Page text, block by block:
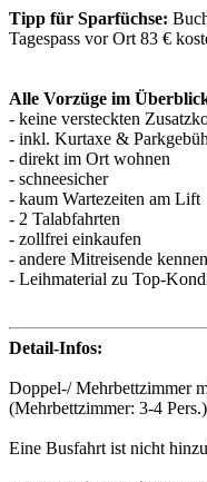
Tipp für Sparfüchse:
Tagespass vor Ort 83 €
Alle Vorzüge im
- keine versteckten
- inkl. Kurtaxe &
- direkt im Ort wohnen
- schneesicher
- kaum Wartezeiten am Lift
- 2 Talabfahrten
- zollfrei einkaufen
- andere Mitreisende
- Leihmaterial zu Top-
Detail-Infos:
Doppel-/ Mehrbettzimmer
(Mehrbettzimmer: 3-4
Eine Busfahrt ist nicht